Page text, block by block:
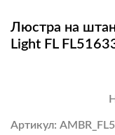
Люстра на
Light FL
Артикул: